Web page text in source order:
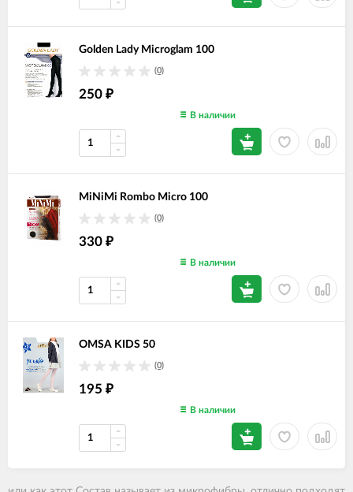
Golden Lady Microglam 100
(0)
250 ₽
В наличии
MiNiMi Rombo Micro 100
(0)
330 ₽
В наличии
OMSA KIDS 50
(0)
195 ₽
В наличии